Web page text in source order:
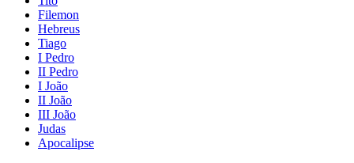
Filemon
Hebreus
Tiago
I Pedro
II Pedro
I João
II João
III João
Judas
Apocalipse